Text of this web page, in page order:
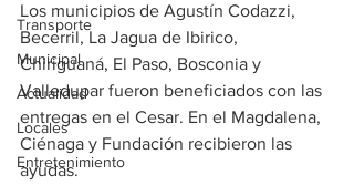
Transporte
Municipal
Actualidad
Locales
Entretenimiento
Los municipios de Agustín Codazzi,
Becerril, La Jagua de Ibirico,
Chiriguaná, El Paso, Bosconia y
Valledupar fueron beneficiados con las
entregas en el Cesar. En el Magdalena,
Ciénaga y Fundación recibieron las
ayudas.